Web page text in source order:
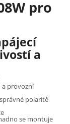
pro
a
a provozní
polaritě
se montuje